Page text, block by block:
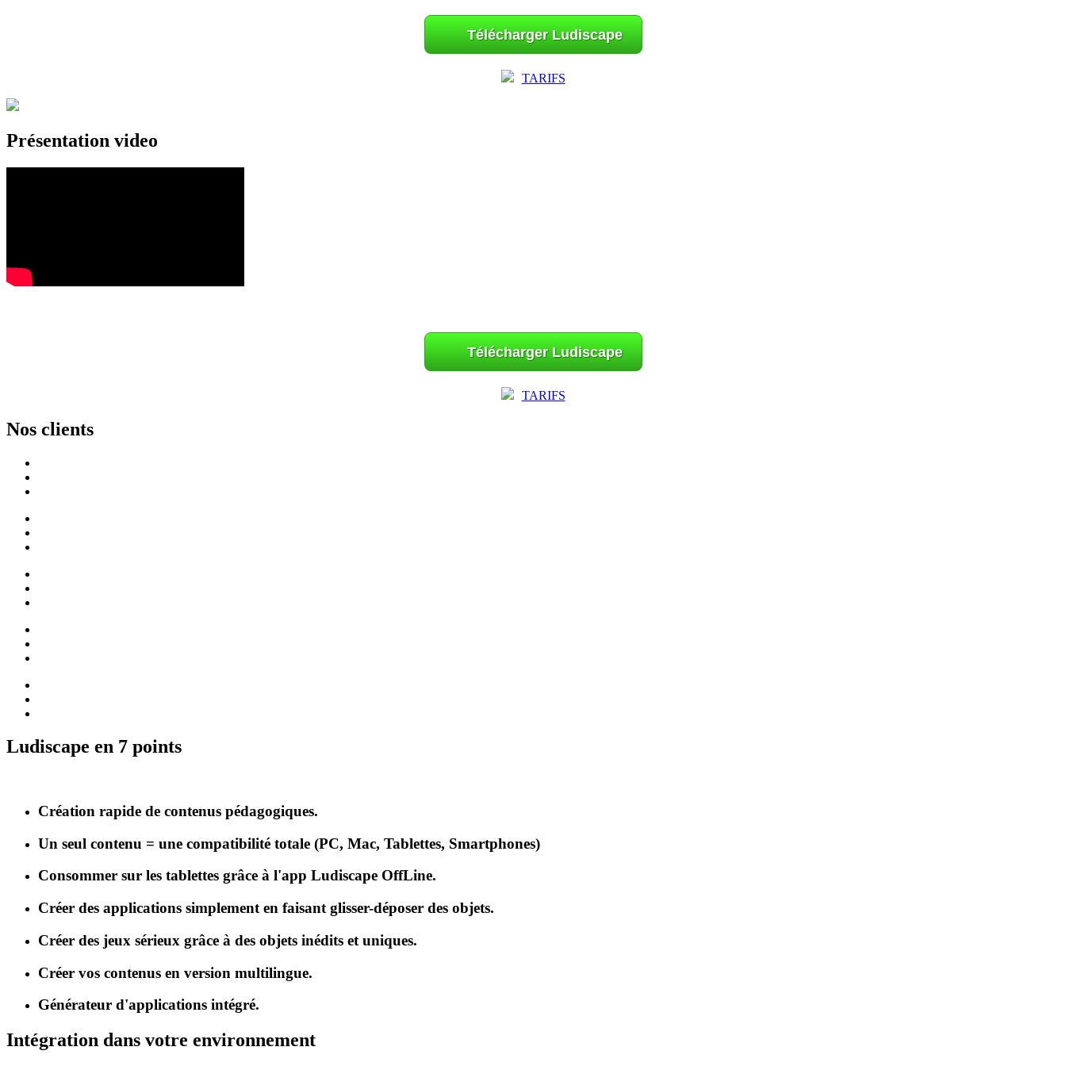
Télécharger Ludiscape
TARIFS
Présentation video
Télécharger Ludiscape
TARIFS
Nos clients
Ludiscape en 7 points
Création rapide de contenus pédagogiques.
Un seul contenu = une compatibilité totale (PC, Mac, Tablettes, Smartphones)
Consommer sur les tablettes grâce à l'app Ludiscape OffLine.
Créer des applications simplement en faisant glisser-déposer des objets.
Créer des jeux sérieux grâce à des objets inédits et uniques.
Créer vos contenus en version multilingue.
Générateur d'applications intégré.
Intégration dans votre environnement